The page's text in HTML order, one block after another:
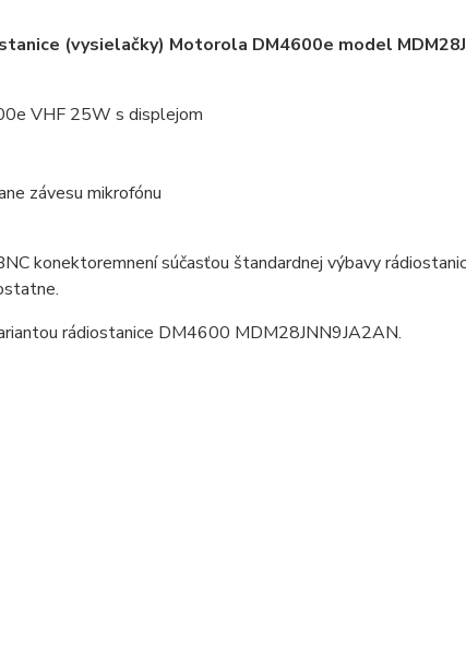
(vysielačky) Motorola DM4600e model
VHF 25W s displejom
závesu mikrofónu
konektoremnení súčasťou štandardnej výbavy
rádiostanice DM4600 MDM28JNN9JA2AN.